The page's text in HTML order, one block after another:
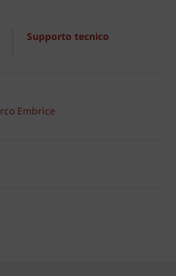
Supporto tecnico
Embrice